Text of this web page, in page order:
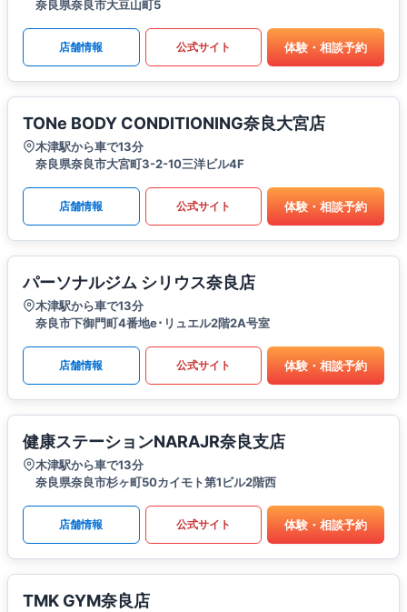
奈良県奈良市大豆山町5
店舗情報 公式サイト 体験・相談予約
TONe BODY CONDITIONING奈良大宮店
木津駅から車で13分
奈良県奈良市大宮町3-2-10三洋ビル4F
店舗情報 公式サイト 体験・相談予約
パーソナルジム シリウス奈良店
木津駅から車で13分
奈良市下御門町4番地e･リュエル2階2A号室
店舗情報 公式サイト 体験・相談予約
健康ステーションNARAJR奈良支店
木津駅から車で13分
奈良県奈良市杉ヶ町50カイモト第1ビル2階​​西
店舗情報 公式サイト 体験・相談予約
TMK GYM奈良店